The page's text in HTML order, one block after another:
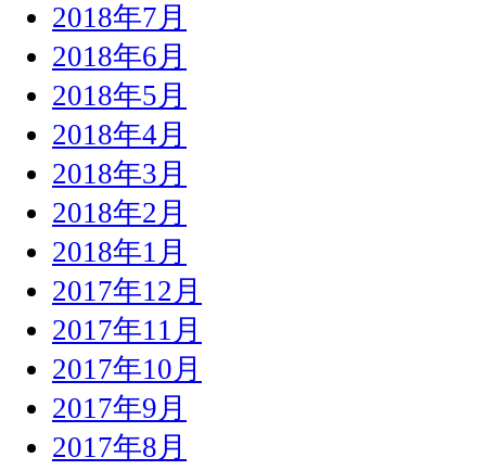
2018年7月
2018年6月
2018年5月
2018年4月
2018年3月
2018年2月
2018年1月
2017年12月
2017年11月
2017年10月
2017年9月
2017年8月